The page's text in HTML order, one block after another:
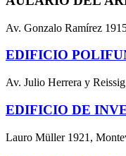
Av. Gonzalo Ramírez
EDIFICIO
Av. Julio Herrera y
EDIFICIO DE
Lauro Müller 1921,